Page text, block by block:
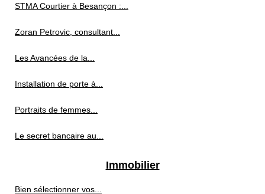
STMA Courtier à Besançon :...
Zoran Petrovic, consultant...
Les Avancées de la...
Installation de porte à...
Portraits de femmes...
Le secret bancaire au...
Immobilier
Bien sélectionner vos...